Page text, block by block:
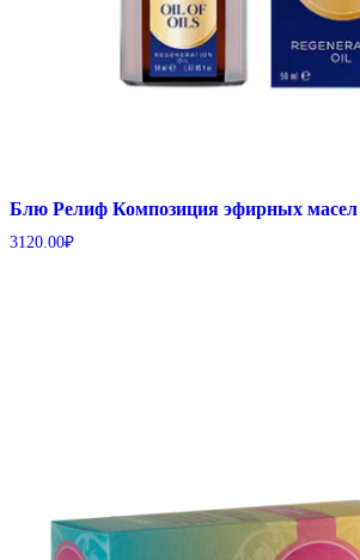
Блю Релиф Композиция эфирных масел
3120.00₽